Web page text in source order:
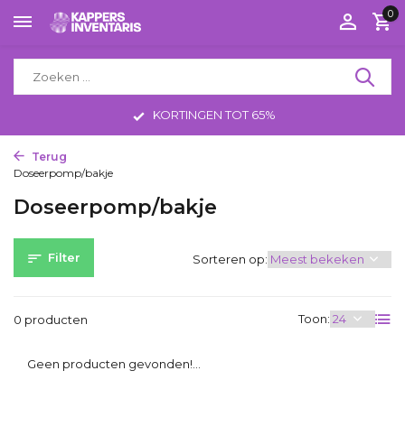
0
KORTINGEN TOT 65%
Terug
Doseerpomp/bakje
Doseerpomp/bakje
Filter
0 producten Toon:
Sorteren op:
Geen producten gevonden!...